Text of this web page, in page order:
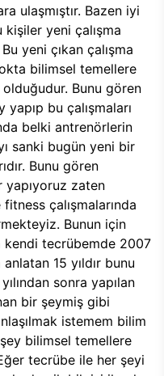
ulaşmıştır. Bazen iyi
yeni çalışma
yeni çıkan çalışma
bilimsel temellere
olduğudur. Bunu gören
bu çalışmaları
belki antrenörlerin
sanki bugün yeni bir
Bunu gören
yapıyoruz zaten
çalışmalarında
Bunun için
tecrübemde 2007
15 yıldır bunu
sonra yapılan
bir şeymiş gibi
istemem bilim
bilimsel temellere
tecrübe ile her şeyi